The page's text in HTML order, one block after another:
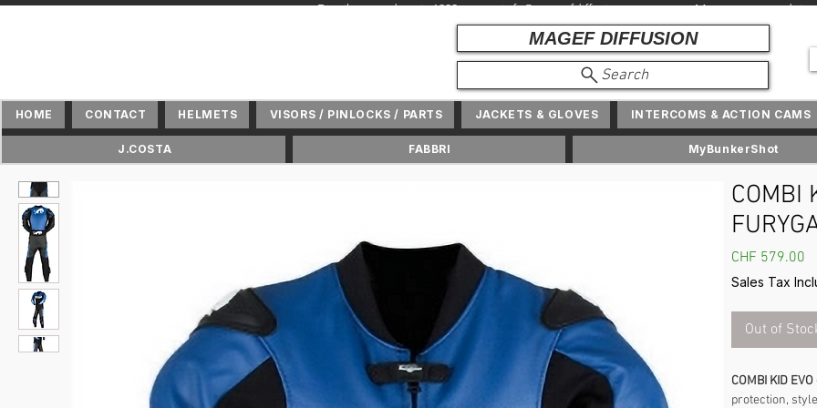
+ Distributeur depuis 1982 + info@ magefdiffusion.com + Marques et produits
MAGEF DIFFUSION
Search
COMBI
CHF 579.00
Sales Tax
Out of
COMBI KID
protection,
HOME CONTACT HELMETS VISORS / PINLOCKS / PARTS JACKETS & GLOVES INTERCOMS & ACTION CAMS
J.COSTA FABBRI MyBunkerShot